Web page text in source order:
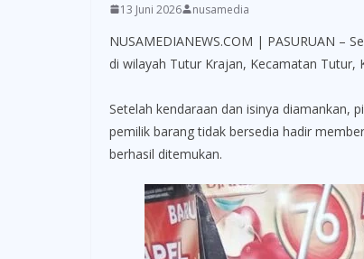
13 Juni 2026 nusamedia
NUSAMEDIANEWS.COM | PASURUAN –
di wilayah Tutur Krajan, Kecamatan Tutur,
Setelah kendaraan dan isinya diamankan,
pemilik barang tidak bersedia hadir
berhasil ditemukan.